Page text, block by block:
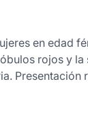
en edad
rojos y
Presentación